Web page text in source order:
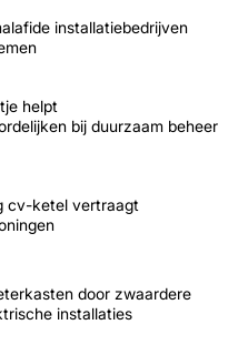
installatiebedrijven
helpt
bij duurzaam beheer
cv-ketel vertraagt
door zwaardere
installaties